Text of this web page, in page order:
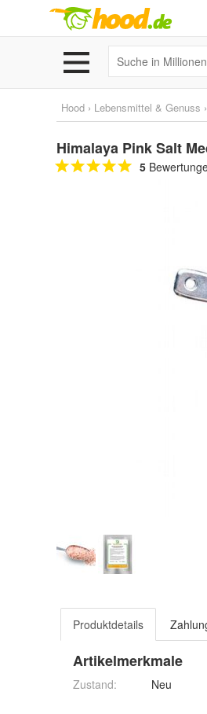
Hood › Lebensmittel & Genuss ›
Himalaya Pink Salt
5
Produktdetails
Artikelmerkmale
Zustand: Neu